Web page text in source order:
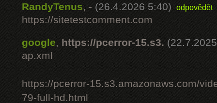
RandyTenus, - (26.4.2026 5:40) odpovědět
https://sitetestcomment.com
google, https://pcerror-15.s3.
ap.xml
https://pcerror-15.s3.amazonaws.com/
79-full-hd.html